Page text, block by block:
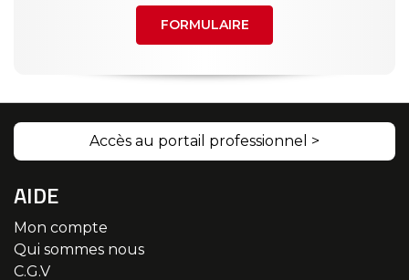
FORMULAIRE
Accès au portail professionnel >
AIDE
Mon compte
Qui sommes nous
C.G.V